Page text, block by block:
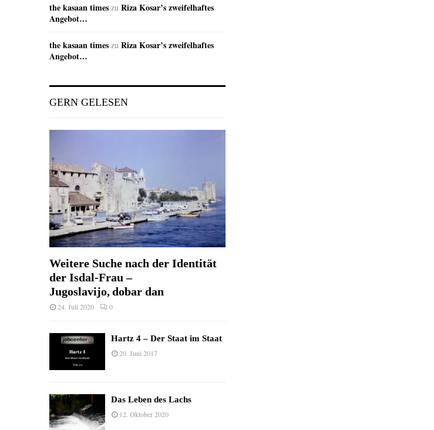
the kasaan times zu Riza Kosar’s zweifelhaftes
Angebot…
the kasaan times zu Riza Kosar’s zweifelhaftes
Angebot…
GERN GELESEN
Weitere Suche nach der Identität
der Isdal-Frau –
Jugoslavijo, dobar dan
24. Juli 2020 0
Hartz 4 – Der Staat im Staat
20. Juni 2017
Das Leben des Lachs
12. Oktober 2020